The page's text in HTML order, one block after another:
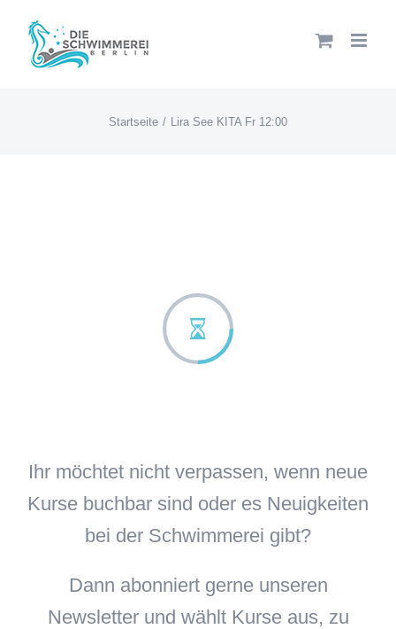
Zum
Inhalt
Startseite Lira See KITA Fr 12:00
Ihr möchtet nicht verpassen, wenn neue
Kurse buchbar sind oder es Neuigkeiten
bei der Schwimmerei gibt?
Dann abonniert gerne unseren
Newsletter und wählt Kurse aus, zu